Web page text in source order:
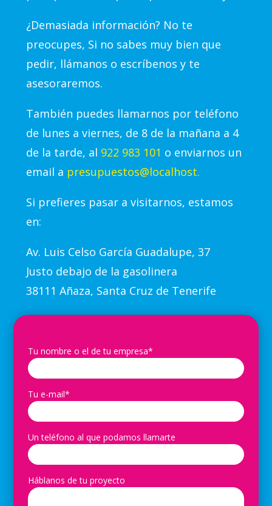
¿Demasiada información? No te
preocupes, Si no sabes muy bien que
pedir, llámanos o escríbenos y te
asesoraremos.
También puedes llamarnos por teléfono
de lunes a viernes, de 8 de la mañana a 4
de la tarde, al 922 983 101 o enviarnos un
email a presupuestos@localhost.
Si prefieres pasar a visitarnos, estamos
en:
Av. Luis Celso García Guadalupe, 37
Justo debajo de la gasolinera
38111 Añaza, Santa Cruz de Tenerife
Tu nombre o el de tu empresa*
Tu e-mail*
Un teléfono al que podamos llamarte
Háblanos de tu proyecto